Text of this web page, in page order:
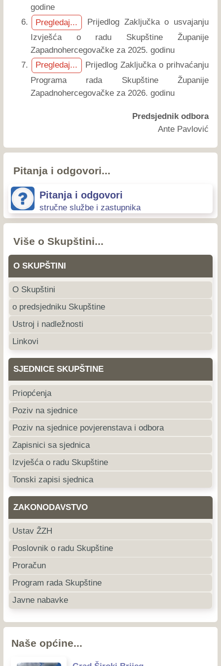
godine
Pregledaj...
Prijedlog Zaključka o usvajanju
Izvješća o radu Skupštine Županije
Zapadnohercegovačke za 2025. godinu
Pregledaj...
Prijedlog Zaključka o prihvaćanju
Programa rada Skupštine Županije
Zapadnohercegovačke za 2026. godinu
Predsjednik odbora
Ante Pavlović
Pitanja i odgovori...
Pitanja i odgovori
stručne službe i zastupnika
Više o Skupštini...
O SKUPŠTINI
O Skupštini
o predsjedniku Skupštine
Ustroj i nadležnosti
Linkovi
SJEDNICE SKUPŠTINE
Priopćenja
Poziv na sjednice
Poziv na sjednice povjerenstava i odbora
Zapisnici sa sjednica
Izvješća o radu Skupštine
Tonski zapisi sjednica
ZAKONODAVSTVO
Ustav ŽZH
Poslovnik o radu Skupštine
Proračun
Program rada Skupštine
Javne nabavke
Naše općine...